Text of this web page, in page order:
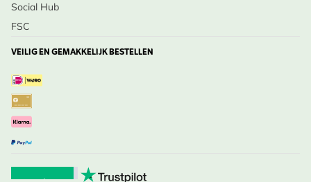
Social Hub
FSC
VEILIG EN GEMAKKELIJK BESTELLEN